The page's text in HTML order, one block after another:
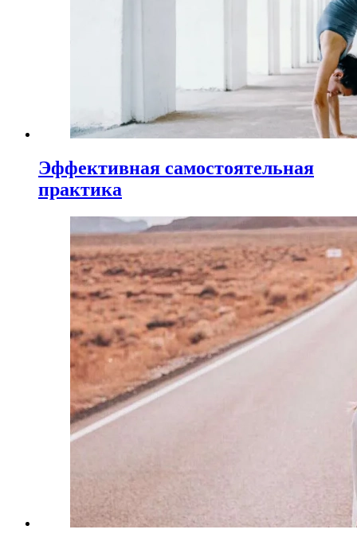
Эффективная самостоятельная
практика